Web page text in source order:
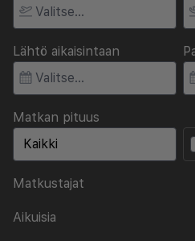
Lähtö aikaisintaan
Matkan pituus
Matkustajat
Aikuisia